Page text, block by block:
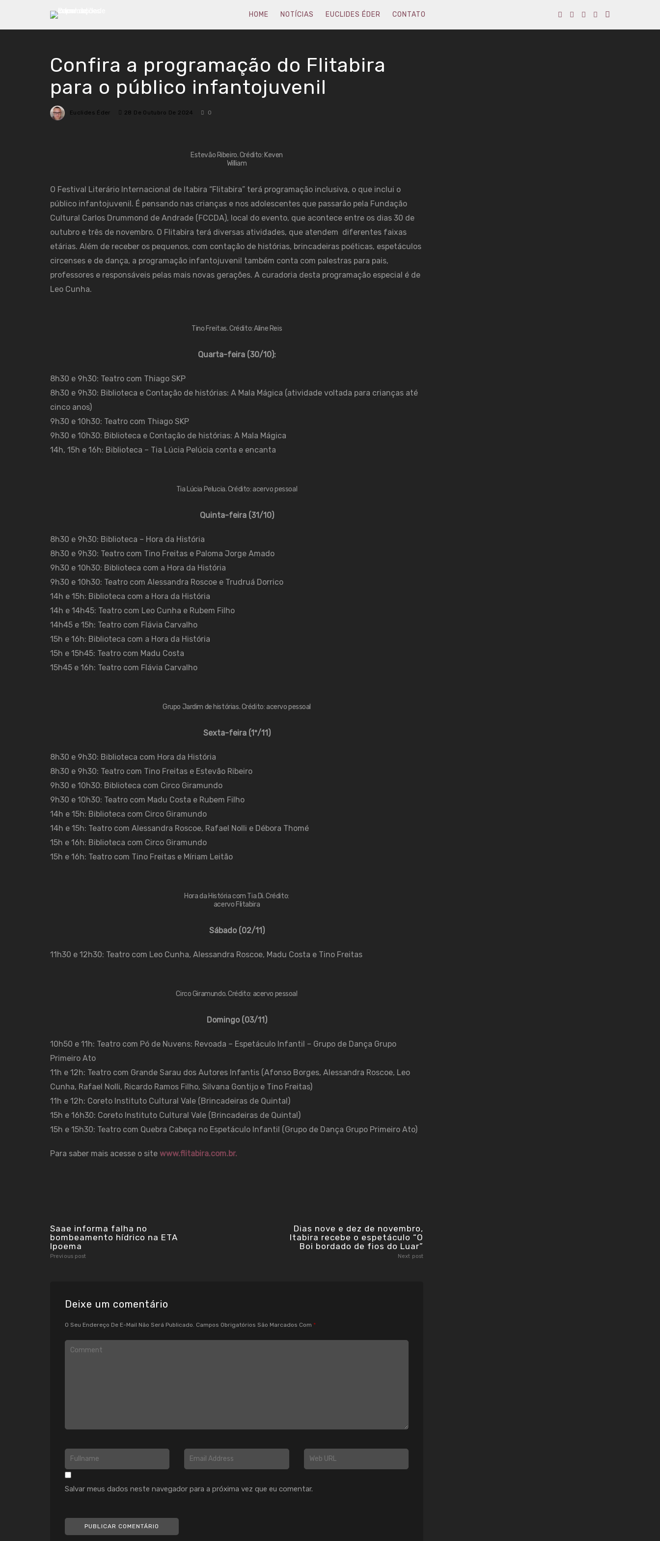
HOME NOTÍCIAS EUCLIDES ÉDER CONTATO
Confira a programação do Flitabira
para o público infantojuvenil
Euclides Éder 28 De Outubro De 2024 0
Estevão Ribeiro. Crédito: Keven
William
O Festival Literário Internacional de Itabira “Flitabira” terá programação inclusiva, o que inclui o
público infantojuvenil. É pensando nas crianças e nos adolescentes que passarão pela Fundação
Cultural Carlos Drummond de Andrade (FCCDA), local do evento, que acontece entre os dias 30 de
outubro e três de novembro. O Flitabira terá diversas atividades, que atendem diferentes faixas
etárias. Além de receber os pequenos, com contação de histórias, brincadeiras poéticas, espetáculos
circenses e de dança, a programação infantojuvenil também conta com palestras para pais,
professores e responsáveis pelas mais novas gerações. A curadoria desta programação especial é de
Leo Cunha.
Tino Freitas. Crédito: Aline Reis
Quarta-feira (30/10):
8h30 e 9h30: Teatro com Thiago SKP
8h30 e 9h30: Biblioteca e Contação de histórias: A Mala Mágica (atividade voltada para crianças até
cinco anos)
9h30 e 10h30: Teatro com Thiago SKP
9h30 e 10h30: Biblioteca e Contação de histórias: A Mala Mágica
14h, 15h e 16h: Biblioteca – Tia Lúcia Pelúcia conta e encanta
Tia Lúcia Pelucia. Crédito: acervo pessoal
Quinta-feira (31/10)
8h30 e 9h30: Biblioteca – Hora da História
8h30 e 9h30: Teatro com Tino Freitas e Paloma Jorge Amado
9h30 e 10h30: Biblioteca com a Hora da História
9h30 e 10h30: Teatro com Alessandra Roscoe e Trudruá Dorrico
14h e 15h: Biblioteca com a Hora da História
14h e 14h45: Teatro com Leo Cunha e Rubem Filho
14h45 e 15h: Teatro com Flávia Carvalho
15h e 16h: Biblioteca com a Hora da História
15h e 15h45: Teatro com Madu Costa
15h45 e 16h: Teatro com Flávia Carvalho
Grupo Jardim de histórias. Crédito: acervo pessoal
Sexta-feira (1º/11)
8h30 e 9h30: Biblioteca com Hora da História
8h30 e 9h30: Teatro com Tino Freitas e Estevão Ribeiro
9h30 e 10h30: Biblioteca com Circo Giramundo
9h30 e 10h30: Teatro com Madu Costa e Rubem Filho
14h e 15h: Biblioteca com Circo Giramundo
14h e 15h: Teatro com Alessandra Roscoe, Rafael Nolli e Débora Thomé
15h e 16h: Biblioteca com Circo Giramundo
15h e 16h: Teatro com Tino Freitas e Míriam Leitão
Hora da História com Tia Di. Crédito:
acervo Flitabira
Sábado (02/11)
11h30 e 12h30: Teatro com Leo Cunha, Alessandra Roscoe, Madu Costa e Tino Freitas
Circo Giramundo. Crédito: acervo pessoal
Domingo (03/11)
10h50 e 11h: Teatro com Pó de Nuvens: Revoada – Espetáculo Infantil – Grupo de Dança Grupo
Primeiro Ato
11h e 12h: Teatro com Grande Sarau dos Autores Infantis (Afonso Borges, Alessandra Roscoe, Leo
Cunha, Rafael Nolli, Ricardo Ramos Filho, Silvana Gontijo e Tino Freitas)
11h e 12h: Coreto Instituto Cultural Vale (Brincadeiras de Quintal)
15h e 16h30: Coreto Instituto Cultural Vale (Brincadeiras de Quintal)
15h e 15h30: Teatro com Quebra Cabeça no Espetáculo Infantil (Grupo de Dança Grupo Primeiro Ato)
Para saber mais acesse o site www.flitabira.com.br.
Saae informa falha no
bombeamento hídrico na ETA
Ipoema
Previous post
Dias nove e dez de novembro,
Itabira recebe o espetáculo “O
Boi bordado de fios do Luar”
Next post
Deixe um comentário
O Seu Endereço De E-Mail Não Será Publicado. Campos Obrigatórios São Marcados Com *
Salvar meus dados neste navegador para a próxima vez que eu comentar.